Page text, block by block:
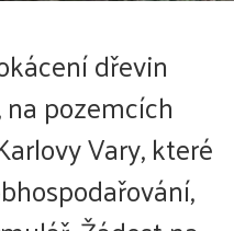
dřevin
pozemcích
Vary, které